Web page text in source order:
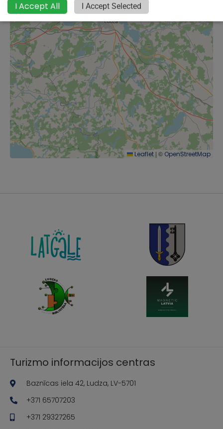
Leaflet | © OpenStreetMap
Turizmo informacijos centras
Baznīcas iela 42, Ludza, LV-5701
+371 65707203
+371 29327265
I Accept All I Accept Selected